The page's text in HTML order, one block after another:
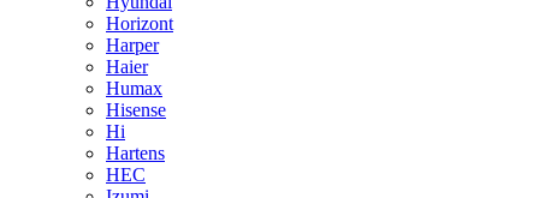
Horizont
Harper
Haier
Humax
Hisense
Hi
Hartens
HEC